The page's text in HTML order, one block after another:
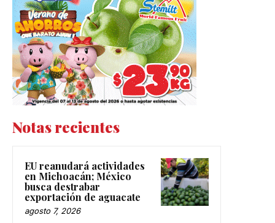
Notas recientes
EU reanudará actividades
en Michoacán; México
busca destrabar
exportación de aguacate
agosto 7, 2026